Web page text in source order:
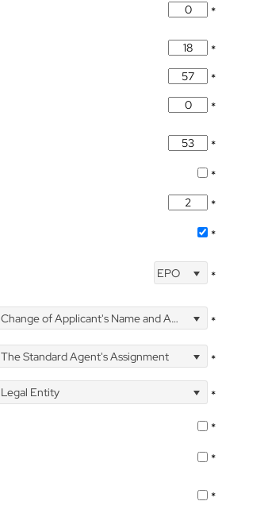
*
*
*
*
*
*
*
*
EPO *
Change of Applicant's Name and Address *
The Standard Agent's Assignment
*
Legal Entity
*
*
*
*